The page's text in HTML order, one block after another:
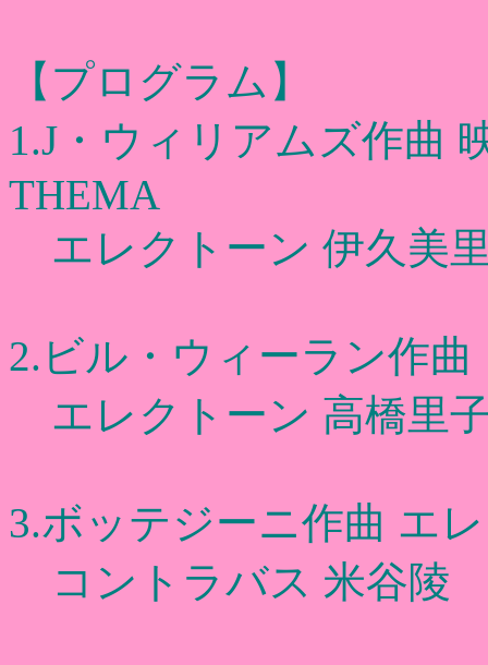
【プログラム】
1.J・ウィリアムズ作曲
THEMA
エレクトーン 伊久美
2.ビル・ウィーラン作
エレクトーン 高橋里
3.ボッテジーニ作曲 エ
コントラバス 米谷陵